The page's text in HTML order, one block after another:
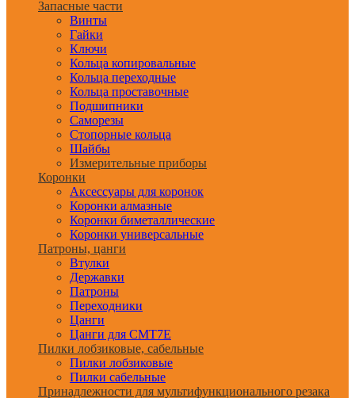
Запасные части
Винты
Гайки
Ключи
Кольца копировальные
Кольца переходные
Кольца проставочные
Подшипники
Саморезы
Стопорные кольца
Шайбы
Измерительные приборы
Коронки
Аксессуары для коронок
Коронки алмазные
Коронки биметаллические
Коронки универсальные
Патроны, цанги
Втулки
Державки
Патроны
Переходники
Цанги
Цанги для CMT7E
Пилки лобзиковые, сабельные
Пилки лобзиковые
Пилки сабельные
Принадлежности для мультифункционального резака